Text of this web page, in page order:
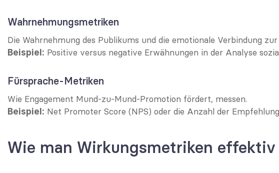
Wahrnehmungsmetriken
Die Wahrnehmung des Publikums und die emotionale Verbindung
Beispiel: Positive versus negative Erwähnungen in der Analyse
Fürsprache-Metriken
Wie Engagement Mund-zu-Mund-Promotion fördert, messen.
Beispiel: Net Promoter Score (NPS) oder die Anzahl der
Wie man Wirkungsmetriken